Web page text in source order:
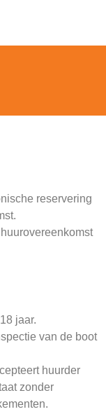
reservering
jaar.
van de boot
huurder
zonder